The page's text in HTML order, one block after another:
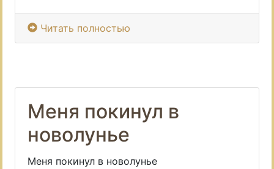
Читать полностью
Меня покинул в
новолунье
Меня покинул в новолунье